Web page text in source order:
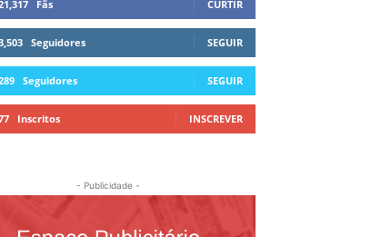
Fãs CURTIR
Seguidores SEGUIR
Seguidores SEGUIR
Inscritos INSCREVER
- Publicidade -